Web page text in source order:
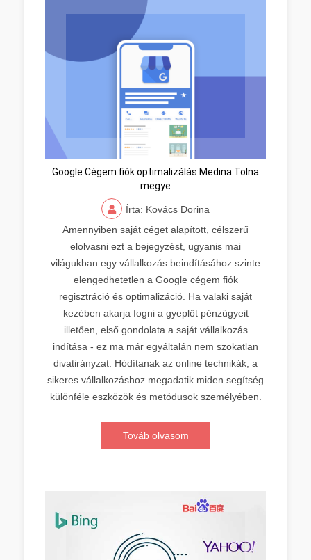
Google Cégem fiók optimalizálás Medina Tolna
megye
Írta: Kovács Dorina
Amennyiben saját céget alapított, célszerű
elolvasni ezt a bejegyzést, ugyanis mai
világukban egy vállalkozás beindításához szinte
elengedhetetlen a Google cégem fiók
regisztráció és optimalizáció. Ha valaki saját
kezében akarja fogni a gyeplőt pénzügyeit
illetően, első gondolata a saját vállalkozás
indítása - ez ma már egyáltalán nem szokatlan
divatirányzat. Hódítanak az online technikák, a
sikeres vállalkozáshoz megadatik miden segítség
különféle eszközök és metódusok személyében.
Továb olvasom